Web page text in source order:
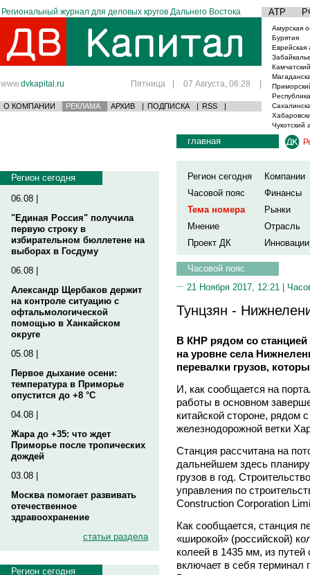
Региональный журнал для деловых кругов Дальнего Востока АТР
www.dvkapital.ru Пятница | 07 Августа, 06:28 |
О КОМПАНИИ РЕКЛАМА АРХИВ | ПОДПИСКА | RSS |
Амурская
Бурятия
Еврейская
Чукотский
Регион сегодня
06.08 |
"Единая Россия" получила
первую строку в
избирательном бюллетене на
выборах в Госдуму
06.08 |
Александр Щербаков держит
на контроле ситуацию с
офтальмологической
помощью в Ханкайском
округе
05.08 |
Первое дыхание осени:
температура в Приморье
опустится до +8 °C
04.08 |
Жара до +35: что ждет
Приморье после тропических
дождей
03.08 |
Москва помогает развивать
отечественное
здравоохранение
статьи раздела
Регион сегодня
главная
Регион сегодня
Компании
Часовой пояс
Финансы
Тема номера
Рынки
Мнение
Отрасль
Проект ДК
Инновации
Часовой пояс
21 Ноября 2017, 12:21 |
Тунцзян -
В КНР рядом со
на уровне села
перевалки грузов,
И, как сообщается на
работы в основном
китайской стороне, рядом
железнодорожной ветки
Станция рассчитана на
дальнейшем здесь
грузов в год.
управления по
Construction Corporation
Как сообщается, станция
«широкой» (российской)
колеей в 1435 мм, из
включает в себя терминал